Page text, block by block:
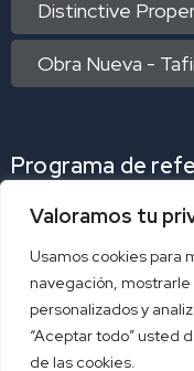
Valoramos tu
Usamos cookies para
navegación,
personalizados y
“Aceptar todo” usted
de las cookies.
Distinctive
Obra Nueva -
Programa de
Programa de
Acceso